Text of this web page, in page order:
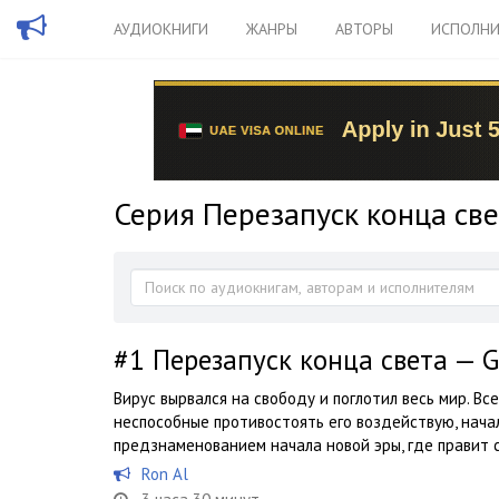
АУДИОКНИГИ ЖАНРЫ АВТОРЫ
Серия Перезапуск конца
#1 Перезапуск конца света —
Вирус вырвался на свободу и поглотил весь мир.
неспособные противостоять его воздействую,
предзнаменованием начала новой эры, где правит
Ron Al